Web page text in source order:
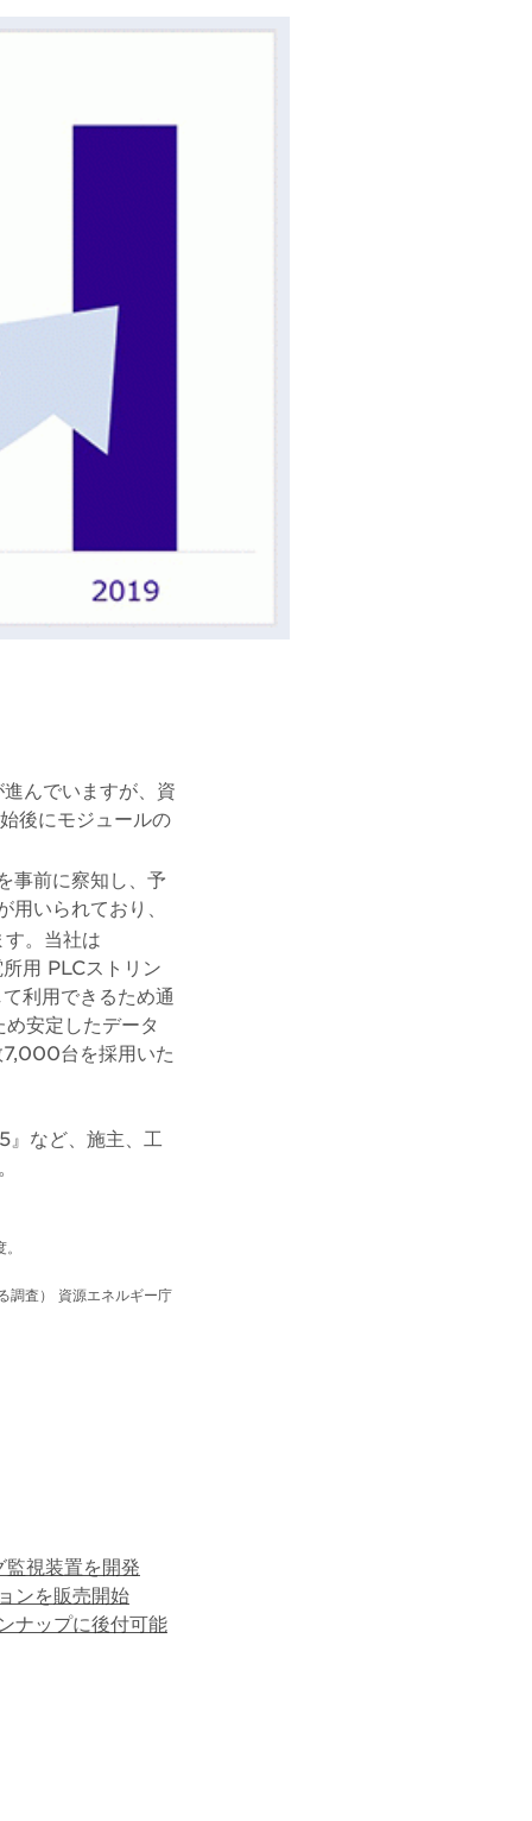
んでいますが、資
後にモジュールの
事前に察知し、予
いられており、
。当社は
用 PLCストリン
利用できるため通
安定したデータ
7,000台を採用いた
など、施主、工
調査） 資源エネルギー庁
視装置を開発
ンを販売開始
ナップに後付可能